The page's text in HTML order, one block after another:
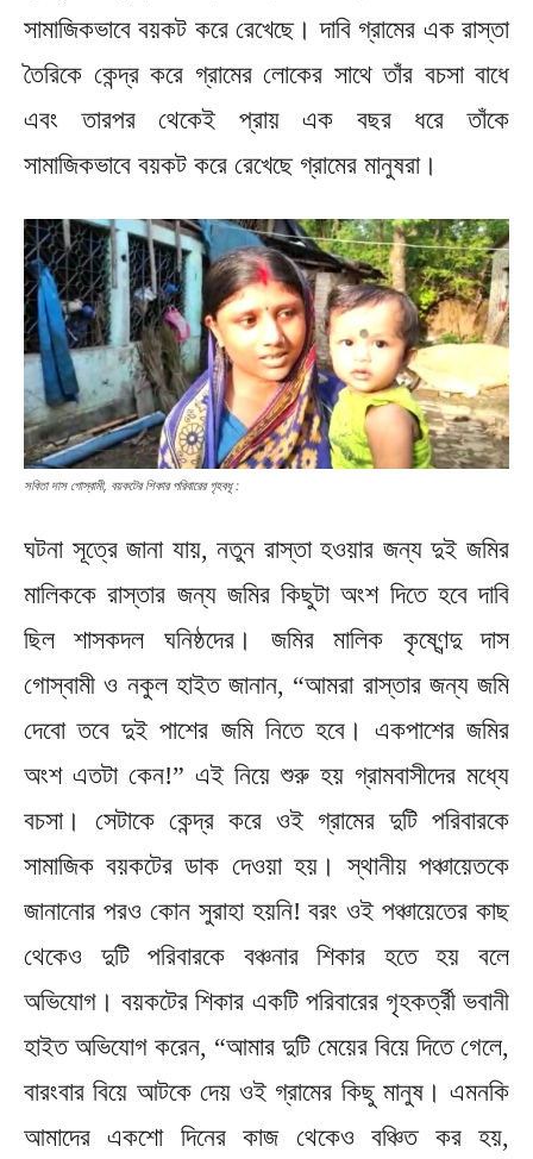
সামাজিকভাবে বয়কট করে রেখেছে। দাবি গ্রামের এক রাস্তা
তৈরিকে কেন্দ্র করে গ্রামের লোকের সাথে তাঁর বচসা বাধে
এবং তারপর থেকেই প্রায় এক বছর ধরে তাঁকে
সামাজিকভাবে বয়কট করে রেখেছে গ্রামের মানুষরা।
সবিতা দাস গোস্বামী, বয়কটের শিকার পরিবারের গৃহবধূ :
ঘটনা সূত্রে জানা যায়, নতুন রাস্তা হওয়ার জন্য দুই জমির
মালিককে রাস্তার জন্য জমির কিছুটা অংশ দিতে হবে দাবি
ছিল শাসকদল ঘনিষ্ঠদের। জমির মালিক কৃষ্ণেন্দু দাস
গোস্বামী ও নকুল হাইত জানান, “আমরা রাস্তার জন্য জমি
দেবো তবে দুই পাশের জমি নিতে হবে। একপাশের জমির
অংশ এতটা কেন!” এই নিয়ে শুরু হয় গ্রামবাসীদের মধ্যে
বচসা। সেটাকে কেন্দ্র করে ওই গ্রামের দুটি পরিবারকে
সামাজিক বয়কটের ডাক দেওয়া হয়। স্থানীয় পঞ্চায়েতকে
জানানোর পরও কোন সুরাহা হয়নি! বরং ওই পঞ্চায়েতের কাছ
থেকেও দুটি পরিবারকে বঞ্চনার শিকার হতে হয় বলে
অভিযোগ। বয়কটের শিকার একটি পরিবারের গৃহকর্ত্রী ভবানী
হাইত অভিযোগ করেন, “আমার দুটি মেয়ের বিয়ে দিতে গেলে,
বারংবার বিয়ে আটকে দেয় ওই গ্রামের কিছু মানুষ। এমনকি
আমাদের একশো দিনের কাজ থেকেও বঞ্চিত কর হয়,